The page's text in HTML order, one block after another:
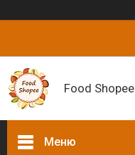
Food Shopee
Меню